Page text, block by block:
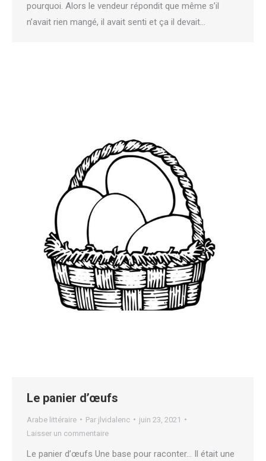
pourquoi. Alors le vendeur répondit que même s’il
n’avait rien mangé, il avait senti et ça il devait…
Le panier d’œufs
Arabe littéraire Par jlvidalenc
juin 23, 2021
Laisser un commentaire
Le panier d’œufs Une base pour raconter… Il était une